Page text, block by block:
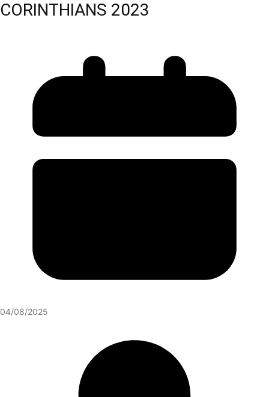
CORINTHIANS 2023
04/08/2025